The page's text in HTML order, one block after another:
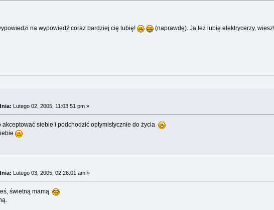
na wypowiedź coraz bardziej cię lubię! (naprawdę). Ja też lubię elektrycerzy, wiesz!
Lutego 02, 2005, 11:03:51 pm »
akceptować siebie i podchodzić optymistycznie do życia
Lutego 03, 2005, 02:26:01 am »
świetną mamą